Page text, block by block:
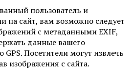
пользователь и
на сайт, вам возможно следует
с метаданными EXIF,
данные вашего
Посетители могут извлечь
изображения с сайта.